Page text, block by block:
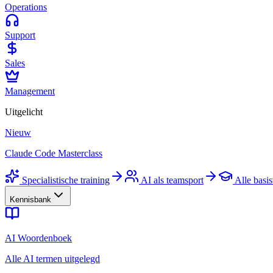
Operations
Support
Sales
Management
Uitgelicht
Nieuw
Claude Code Masterclass
Specialistische training AI als teamsport Alle
Kennisbank
AI Woordenboek
Alle AI termen uitgelegd